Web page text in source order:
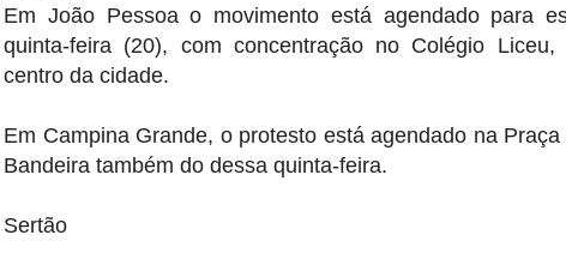
Em João Pessoa o movimento está agendado para
quinta-feira (20), com concentração no Colégio Liceu,
centro da cidade.
Em Campina Grande, o protesto está agendado na Praça
Bandeira também do dessa quinta-feira.
Sertão